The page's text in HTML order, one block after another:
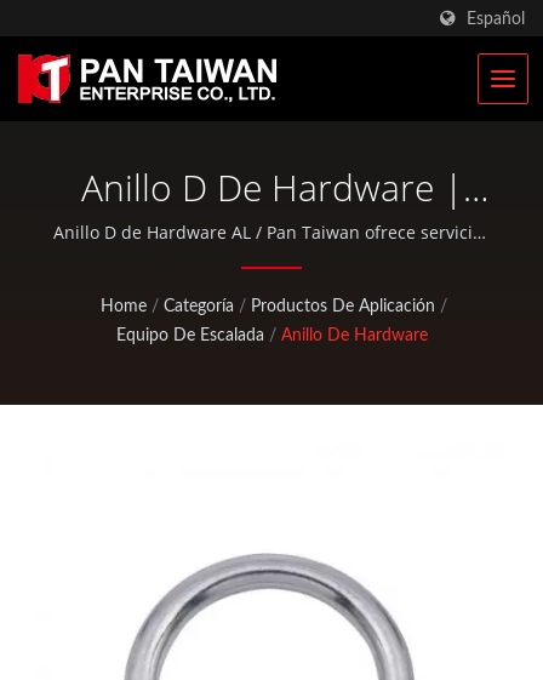
Español
Anillo D De Hardware |
Fabricante De Bolsas
Tácticas Militares Y
Mochilas Militares | Pan
Anillo D de Hardware AL / Pan Taiwan ofrece servicios
OEM / ODM como Servicio de Inyección de Plástico,
EDC y piezas estándar de bicicletas y actividades al
aire libre.
Home / Categoría / Productos De Aplicación /
Equipo De Escalada / Anillo De Hardware